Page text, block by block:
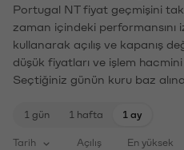
Portugal NT fiyat geçmişini
zaman içindeki performansını
kullanarak açılış ve kapanış
düşük fiyatları ve işlem
Seçtiğiniz günün kuru baz
1 gün 1 hafta 1 ay
Tarih Açılış En yüksek